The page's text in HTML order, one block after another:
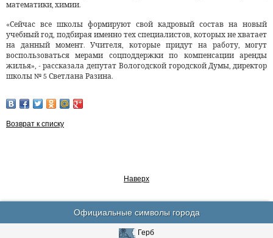
математики, химии.
«Сейчас все школы формируют свой кадровый состав на новый
учебный год, подбирая именно тех специалистов, которых не хватает
на данный момент. Учителя, которые придут на работу, могут
воспользоваться мерами соцподдержки по компенсации аренды
жилья», - рассказала депутат Вологодской городской Думы, директор
школы № 5 Светлана Разина.
Возврат к списку
Наверх
Официальные символы города
Герб